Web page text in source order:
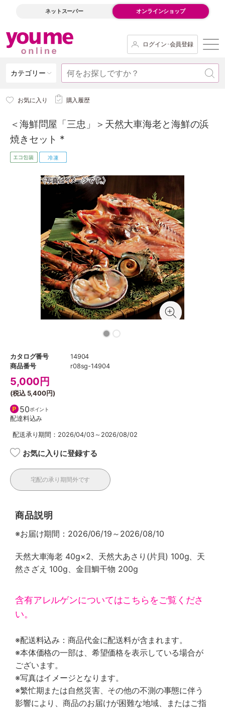
ネットスーパー オンラインショップ
ログイン･会員登録
カテゴリー
お気に入り 購入履歴
＜海鮮問屋「三忠」＞天然大車海老と海鮮の浜
焼きセット *
カタログ番号
14904
商品番号
r08sg-14904
5,000 円
(税込 5,400円)
50ポイント
配達料込み
配送承り期間：2026/04/03～2026/08/02
お気に入りに登録する
宅配の承り期間外です
商品説明
※お届け期間：2026/06/19～2026/08/10
天然大車海老 40g×2、天然大あさり(片貝) 100g、天
然さざえ 100g、金目鯛干物 200g
含有アレルゲンについてはこちらをご覧くださ
い。
※配送料込み：商品代金に配送料が含まれます。
※本体価格の一部は、希望価格を表示している場合が
ございます。
※写真はイメージとなります。
※繁忙期または自然災害、その他の不測の事態に伴う
影響により、商品のお届けが困難な地域、またはご指